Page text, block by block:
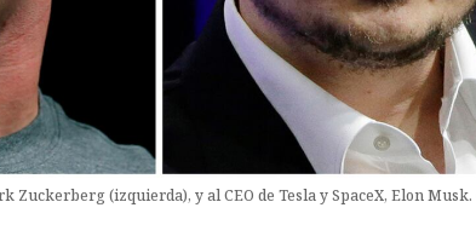
Zuckerberg (izquierda), y al CEO de Tesla y SpaceX, Elon Musk.